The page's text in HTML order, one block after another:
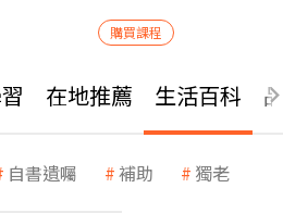
購買課程
在地推薦 生活百科
自書遺囑 補助 獨老